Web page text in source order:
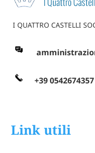
I QUATTRO CASTELLI
+39 0542674357
Link utili